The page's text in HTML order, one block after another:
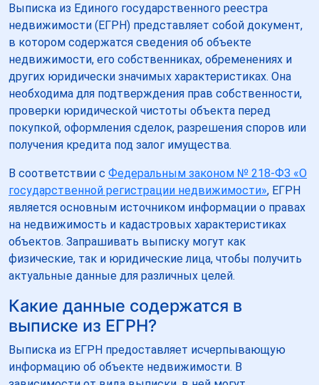
Выписка из Единого государственного реестра
недвижимости (ЕГРН) представляет собой документ,
в котором содержатся сведения об объекте
недвижимости, его собственниках, обременениях и
других юридически значимых характеристиках. Она
необходима для подтверждения прав собственности,
проверки юридической чистоты объекта перед
покупкой, оформления сделок, разрешения споров или
получения кредита под залог имущества.
В соответствии с Федеральным законом № 218-ФЗ «О
государственной регистрации недвижимости», ЕГРН
является основным источником информации о правах
на недвижимость и кадастровых характеристиках
объектов. Запрашивать выписку могут как
физические, так и юридические лица, чтобы получить
актуальные данные для различных целей.
Какие данные содержатся в
выписке из ЕГРН?
Выписка из ЕГРН предоставляет исчерпывающую
информацию об объекте недвижимости. В